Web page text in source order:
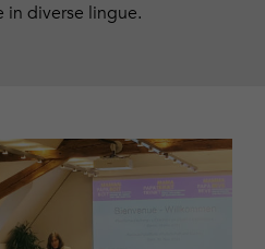
in diverse lingue.